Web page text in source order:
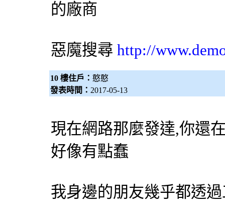
的廠商
惡魔搜尋 http://
10 樓住戶： 憨憨
發表時間： 2017-05-13
現在網路那麼發達,你還
好像有點蠢
我身邊的朋友幾乎都透